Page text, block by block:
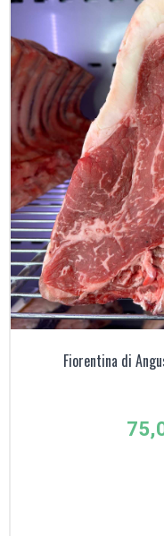
Fiorentina di